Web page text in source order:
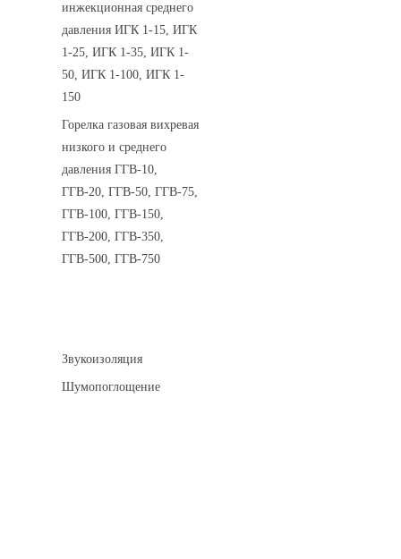
инжекционная среднего
давления ИГК 1-15, ИГК
1-25, ИГК 1-35, ИГК 1-
50, ИГК 1-100, ИГК 1-
150
Горелка газовая вихревая
низкого и среднего
давления ГГВ-10,
ГГВ-20, ГГВ-50, ГГВ-75,
ГГВ-100, ГГВ-150,
ГГВ-200, ГГВ-350,
ГГВ-500, ГГВ-750
Звукоизоляция
Шумопоглощение